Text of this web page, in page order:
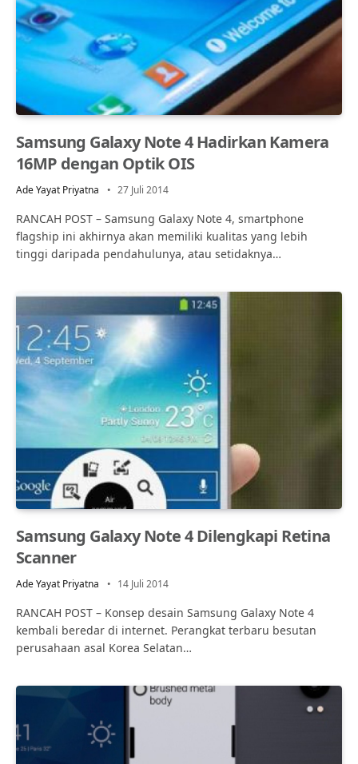
Samsung Galaxy Note 4 Hadirkan Kamera
16MP dengan Optik OIS
Ade Yayat Priyatna 27 Juli 2014
RANCAH POST – Samsung Galaxy Note 4, smartphone
flagship ini akhirnya akan memiliki kualitas yang lebih
tinggi daripada pendahulunya, atau setidaknya…
Samsung Galaxy Note 4 Dilengkapi Retina
Scanner
Ade Yayat Priyatna 14 Juli 2014
RANCAH POST – Konsep desain Samsung Galaxy Note 4
kembali beredar di internet. Perangkat terbaru besutan
perusahaan asal Korea Selatan…